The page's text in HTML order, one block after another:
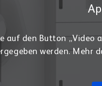
auf den Button
werden. Mehr